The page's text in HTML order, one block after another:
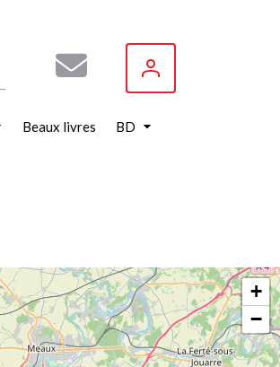
Beaux livres BD
+
−